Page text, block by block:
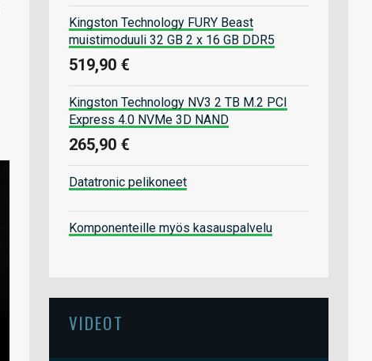
Kingston Technology FURY Beast
muistimoduuli 32 GB 2 x 16 GB DDR5
519,90 €
Kingston Technology NV3 2 TB M.2 PCI
Express 4.0 NVMe 3D NAND
265,90 €
Datatronic pelikoneet
Komponenteille myös kasauspalvelu
VIDEOT